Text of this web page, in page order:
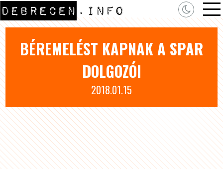
BÉREMELÉST KAPNAK A SPAR
DOLGOZÓI
2018.01.15